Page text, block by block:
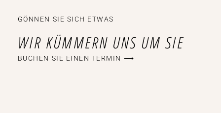
GÖNNEN SIE SICH ETWAS
WIR KÜMMERN UNS UM SIE
BUCHEN SIE EINEN TERMIN ⟶